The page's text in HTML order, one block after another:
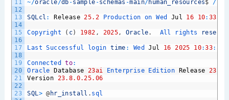
11
12
13
14
15
16
17
18
19
20
21
22
23
~/oracle/db -sample -schemas -main/human_resources$ /
SQLcl : Release 25.2 Production on Wed Jul 16 10: 33
Copyright ( c) 1982 , 2025 , Oracle. All rights
Last Successful login time : Wed Jul 16 2025 10:33: 56
Connected to:
Oracle Database 23ai Enterprise Edition Release
Version
23.8.0.25.06
SQL > @ hr_install . sql